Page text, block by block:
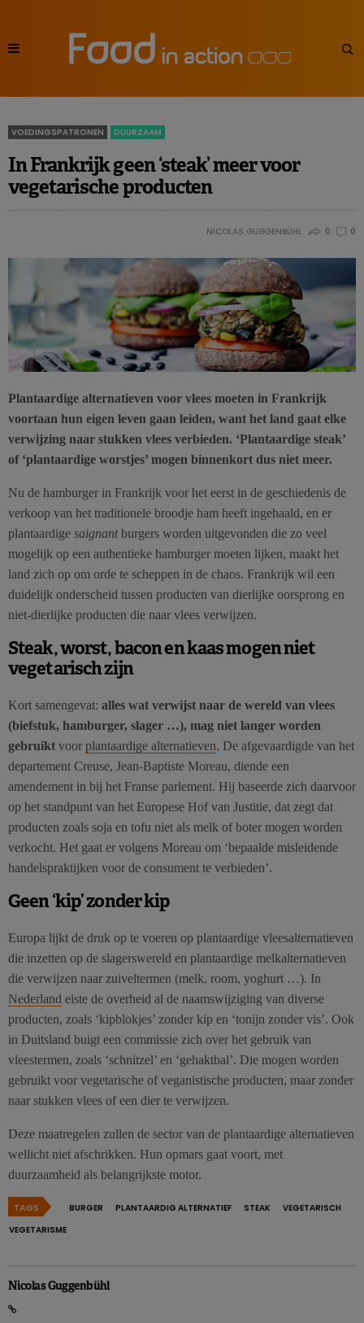
VOEDINGSPATRONEN DUURZAAM
In Frankrijk geen ‘steak’ meer voor
vegetarische producten
NICOLAS GUGGENBÜHL 0 0
Plantaardige alternatieven voor vlees moeten in Frankrijk
voortaan hun eigen leven gaan leiden, want het land gaat elke
verwijzing naar stukken vlees verbieden. ‘Plantaardige steak’
of ‘plantaardige worstjes’ mogen binnenkort dus niet meer.
Nu de hamburger in Frankrijk voor het eerst in de geschiedenis de
verkoop van het traditionele broodje ham heeft ingehaald, en er
plantaardige saignantburgers worden uitgevonden die zo veel
mogelijk op een authentieke hamburger moeten lijken, maakt het
land zich op om orde te scheppen in de chaos. Frankrijk wil een
duidelijk onderscheid tussen producten van dierlijke oorsprong en
niet-dierlijke producten die naar vlees verwijzen.
Steak, worst, bacon en kaas mogen niet
vegetarisch zijn
Kort samengevat: alles wat verwijst naar de wereld van vlees
(biefstuk, hamburger, slager …), mag niet langer worden
gebruikt voor plantaardige alternatieven. De afgevaardigde van het
departement Creuse, Jean-Baptiste Moreau, diende een
amendement in bij het Franse parlement. Hij baseerde zich daarvoor
op het standpunt van het Europese Hof van Justitie, dat zegt dat
producten zoals soja en tofu niet als melk of boter mogen worden
verkocht. Het gaat er volgens Moreau om ‘bepaalde misleidende
handelspraktijken voor de consument te verbieden’.
Geen ‘kip’ zonder kip
Europa lijkt de druk op te voeren op plantaardige vleesalternatieven
die inzetten op de slagerswereld en plantaardige melkalternatieven
die verwijzen naar zuiveltermen (melk, room, yoghurt …). In
Nederland eiste de overheid al de naamswijziging van diverse
producten, zoals ‘kipblokjes’ zonder kip en ‘tonijn zonder vis’. Ook
in Duitsland buigt een commissie zich over het gebruik van
vleestermen, zoals ‘schnitzel’ en ‘gehaktbal’. Die mogen worden
gebruikt voor vegetarische of veganistische producten, maar zonder
naar stukken vlees of een dier te verwijzen.
Deze maatregelen zullen de sector van de plantaardige alternatieven
wellicht niet afschrikken. Hun opmars gaat voort, met
duurzaamheid als belangrijkste motor.
TAGS BURGER PLANTAARDIG ALTERNATIEF STEAK
VEGETARISCH
VEGETARISME
Nicolas Guggenbühl